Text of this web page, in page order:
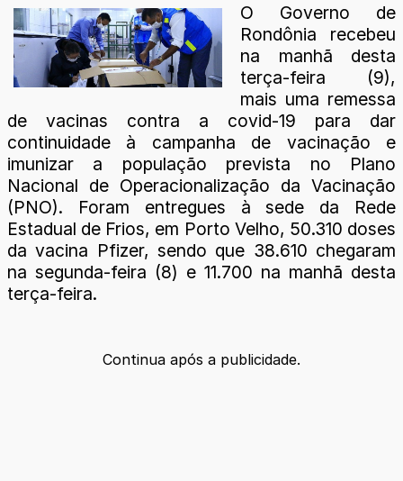
O Governo de
Rondônia recebeu
na manhã desta
terça-feira (9),
mais uma remessa
de vacinas contra a covid-19 para dar
continuidade à campanha de vacinação e
imunizar a população prevista no Plano
Nacional de Operacionalização da Vacinação
(PNO). Foram entregues à sede da Rede
Estadual de Frios, em Porto Velho, 50.310 doses
da vacina Pfizer, sendo que 38.610 chegaram
na segunda-feira (8) e 11.700 na manhã desta
terça-feira.
Continua após a publicidade.